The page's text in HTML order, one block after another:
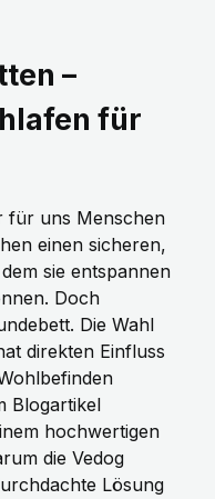
–
für
für uns Menschen
einen sicheren,
sie entspannen
Doch
Die Wahl
direkten Einfluss
Blogartikel
hochwertigen
die Vedog
Lösung